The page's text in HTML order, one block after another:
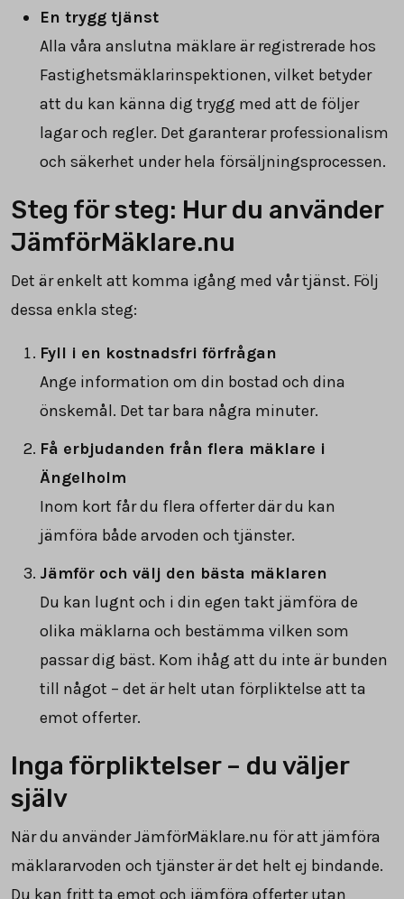
En trygg tjänst
Alla våra anslutna mäklare är registrerade hos
Fastighetsmäklarinspektionen, vilket betyder
att du kan känna dig trygg med att de följer
lagar och regler. Det garanterar professionalism
och säkerhet under hela försäljningsprocessen.
Steg för steg: Hur du använder
JämförMäklare.nu
Det är enkelt att komma igång med vår tjänst. Följ
dessa enkla steg:
Fyll i en kostnadsfri förfrågan
Ange information om din bostad och dina
önskemål. Det tar bara några minuter.
Få erbjudanden från flera mäklare i
Ängelholm
Inom kort får du flera offerter där du kan
jämföra både arvoden och tjänster.
Jämför och välj den bästa mäklaren
Du kan lugnt och i din egen takt jämföra de
olika mäklarna och bestämma vilken som
passar dig bäst. Kom ihåg att du inte är bunden
till något – det är helt utan förpliktelse att ta
emot offerter.
Inga förpliktelser – du väljer
själv
När du använder JämförMäklare.nu för att jämföra
mäklararvoden och tjänster är det helt ej bindande.
Du kan fritt ta emot och jämföra offerter utan